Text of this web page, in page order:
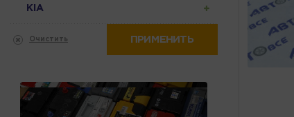
KIA
Очистить ПРИМЕНИТЬ